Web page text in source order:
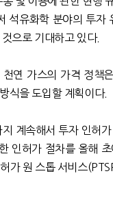
석유화학 분야의 투
으로 기대하고 있다.
연 가스의 가격 정책
식을 도입할 계획이다.
계속해서 투자 인허
인허가 절차를 올해
가 원 스톱 서비스